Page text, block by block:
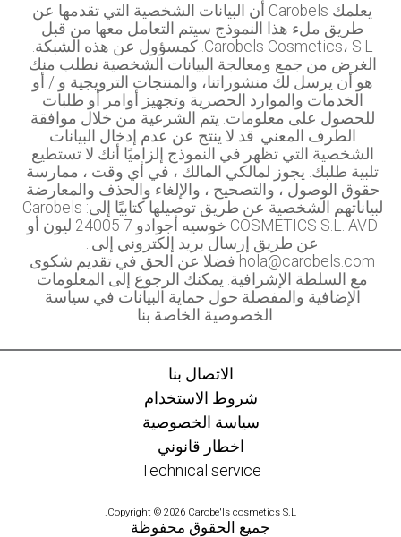
يعلمك Carobels أن البيانات الشخصية التي تقدمها عن
طريق ملء هذا النموذج سيتم التعامل معها من قبل
Carobels Cosmetics، S.L. كمسؤول عن هذه الشبكة.
الغرض من جمع ومعالجة البيانات الشخصية نطلب منك
هو أن يرسل لك منشوراتنا، والمنتجات الترويجية و / أو
الخدمات والموارد الحصرية وتجهيز أوامر أو طلبات
للحصول على معلومات. يتم الشرعية من خلال موافقة
الطرف المعني. قد لا ينتج عن عدم إدخال البيانات
الشخصية التي تظهر في النموذج إلزاميًا أنك لا تستطيع
تلبية طلبك. يجوز لمالكي المالك ، في أي وقت ، ممارسة
حقوق الوصول ، والتصحيح ، والإلغاء والحذف والمعارضة
لبياناتهم الشخصية عن طريق توصيلها كتابيًا إلى: Carobels
COSMETICS S.L. AVD خوسيه أجوادو 7 24005 ليون أو
عن طريق إرسال بريد إلكتروني إلى:.
hola@carobels.com فضلا عن الحق في تقديم شكوى
مع السلطة الإشرافية. يمكنك الرجوع إلى المعلومات
الإضافية والمفصلة حول حماية البيانات في سياسة
الخصوصية الخاصة بنا..
الاتصال بنا
شروط الاستخدام
سياسة الخصوصية
اخطار قانوني
Technical service
Copyright © 2026 Carobe'ls cosmetics S.L.
جميع الحقوق محفوظة